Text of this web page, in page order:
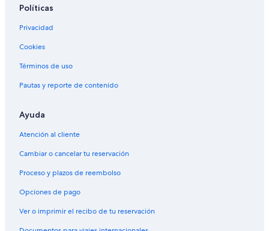
i
a
e
e
t
a
o
a
c
e
g
Políticas
Privacidad
Cookies
Términos de uso
Pautas y reporte de contenido
Ayuda
Atención al cliente
Cambiar o cancelar tu reservación
Proceso y plazos de reembolso
Opciones de pago
Ver o imprimir el recibo de tu reservación